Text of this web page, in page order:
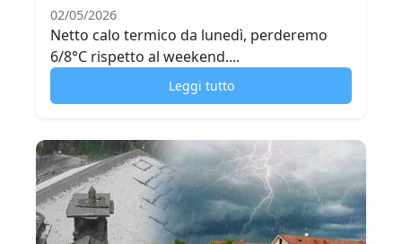
02/05/2026
Netto calo termico da lunedì, perderemo
6/8°C rispetto al weekend....
Leggi tutto